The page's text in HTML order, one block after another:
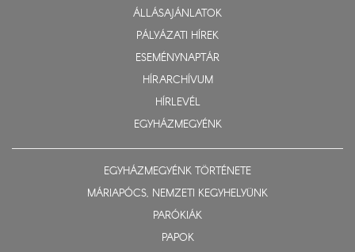
ÁLLÁSAJÁNLATOK
PÁLYÁZATI HÍREK
ESEMÉNYNAPTÁR
HÍRARCHÍVUM
HÍRLEVÉL
EGYHÁZMEGYÉNK
EGYHÁZMEGYÉNK TÖRTÉNETE
MÁRIAPÓCS, NEMZETI KEGYHELYÜNK
PARÓKIÁK
PAPOK